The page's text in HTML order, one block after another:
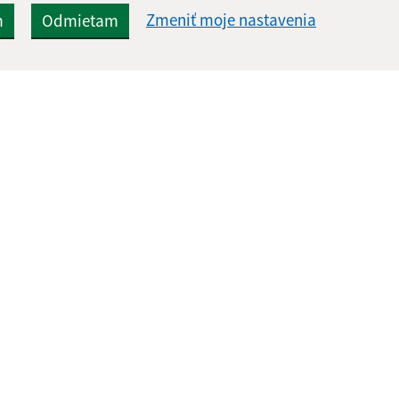
Odmietam Zmeniť moje nastavenia